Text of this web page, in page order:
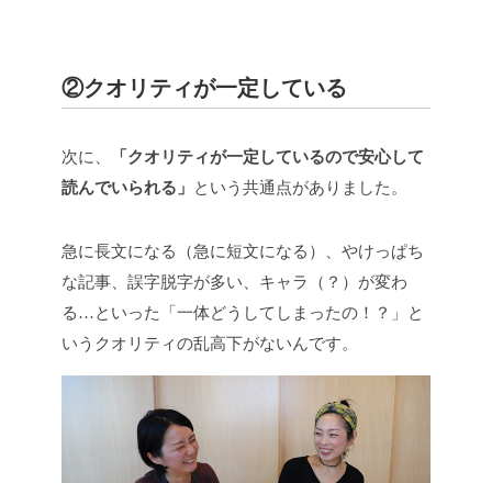
②クオリティが一定している
次に、
「クオリティが一定しているので安心して
読んでいられる」
という共通点がありました。
急に長文になる（急に短文になる）、やけっぱち
な記事、誤字脱字が多い、キャラ（？）が変わ
る…といった「一体どうしてしまったの！？」と
いうクオリティの乱高下がないんです。